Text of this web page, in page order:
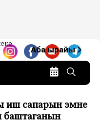
—
Аба ырайы
иш сапарын эмне
баштаганын